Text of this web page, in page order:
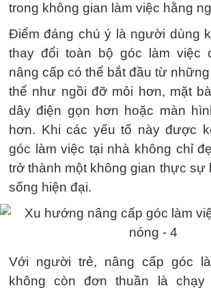
trong không gian làm việc hằng
Điểm đáng chú ý là người dùng
thay đổi toàn bộ góc làm việc
nâng cấp có thể bắt đầu từ
thể như ngồi đỡ mỏi hơn, mặt
dây điện gọn hơn hoặc màn
hơn. Khi các yếu tố này được
góc làm việc tại nhà không chỉ
trở thành một không gian thực sự
sống hiện đại.
Với người trẻ, nâng cấp góc
không còn đơn thuần là